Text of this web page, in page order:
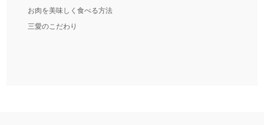
お肉を美味しく食べる方法
三愛のこだわり